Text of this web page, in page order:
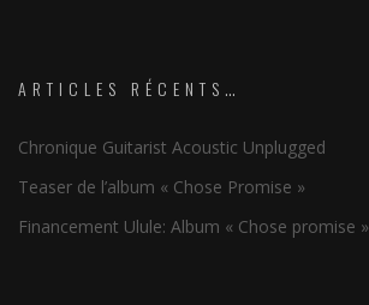
ARTICLES RÉCENTS…
Chronique Guitarist Acoustic Unplugged
Teaser de l’album « Chose Promise »
Financement Ulule: Album « Chose promise »